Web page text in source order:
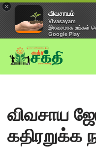
×
விவசாயம்
Vivasayam
இலவசமாக உங்கள்
Google Play
Skip
to
விவசாய
கதிரறுக்க